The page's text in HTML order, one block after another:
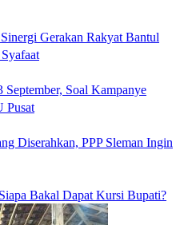
Gerakan Rakyat Bantul
Soal Kampanye
Pusat
Diserahkan, PPP Sleman Ingin
Bakal Dapat Kursi Bupati?